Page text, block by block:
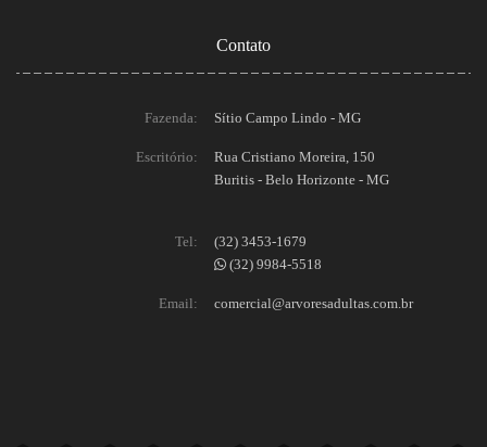
Contato
Fazenda: Sítio Campo Lindo - MG
Escritório:
Rua Cristiano Moreira, 150
Buritis - Belo Horizonte - MG
Tel:
(32) 3453-1679
(32) 9984-5518
Email: comercial@arvoresadultas.com.br